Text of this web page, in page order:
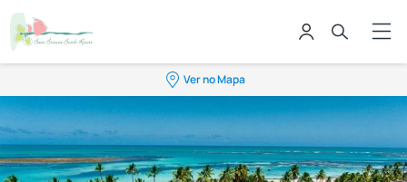
Ver no Mapa